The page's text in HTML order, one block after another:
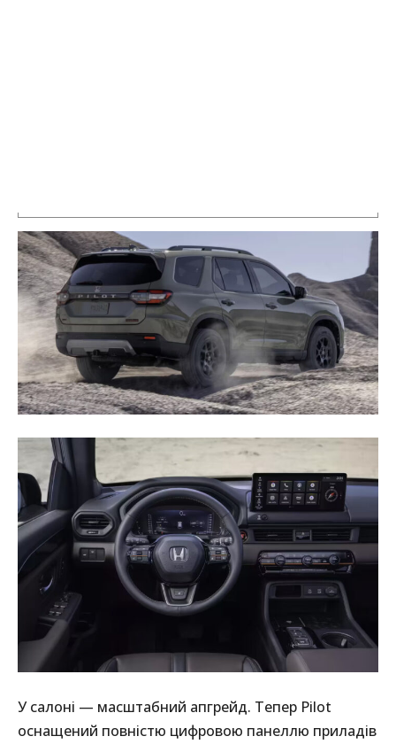
У салоні — масштабний апгрейд. Тепер Pilot
оснащений повністю цифровою панеллю приладів